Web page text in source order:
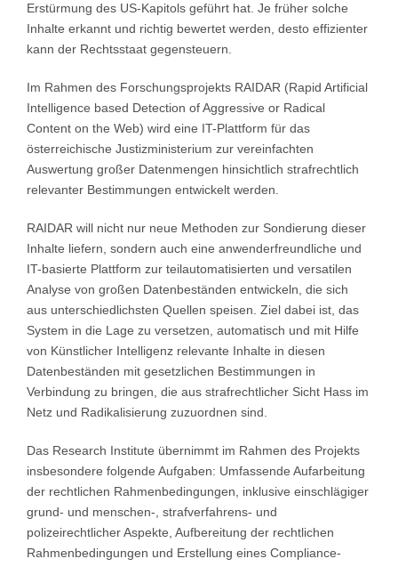
Erstürmung des US-Kapitols geführt hat. Je früher solche
Inhalte erkannt und richtig bewertet werden, desto effizienter
kann der Rechtsstaat gegensteuern.
Im Rahmen des Forschungsprojekts RAIDAR (Rapid Artificial
Intelligence based Detection of Aggressive or Radical
Content on the Web) wird eine IT-Plattform für das
österreichische Justizministerium zur vereinfachten
Auswertung großer Datenmengen hinsichtlich strafrechtlich
relevanter Bestimmungen entwickelt werden.
RAIDAR will nicht nur neue Methoden zur Sondierung dieser
Inhalte liefern, sondern auch eine anwenderfreundliche und
IT-basierte Plattform zur teilautomatisierten und versatilen
Analyse von großen Datenbeständen entwickeln, die sich
aus unterschiedlichsten Quellen speisen. Ziel dabei ist, das
System in die Lage zu versetzen, automatisch und mit Hilfe
von Künstlicher Intelligenz relevante Inhalte in diesen
Datenbeständen mit gesetzlichen Bestimmungen in
Verbindung zu bringen, die aus strafrechtlicher Sicht Hass im
Netz und Radikalisierung zuzuordnen sind.
Das Research Institute übernimmt im Rahmen des Projekts
insbesondere folgende Aufgaben: Umfassende Aufarbeitung
der rechtlichen Rahmenbedingungen, inklusive einschlägiger
grund‐ und menschen‐, strafverfahrens‐ und
polizeirechtlicher Aspekte, Aufbereitung der rechtlichen
Rahmenbedingungen und Erstellung eines Compliance‐